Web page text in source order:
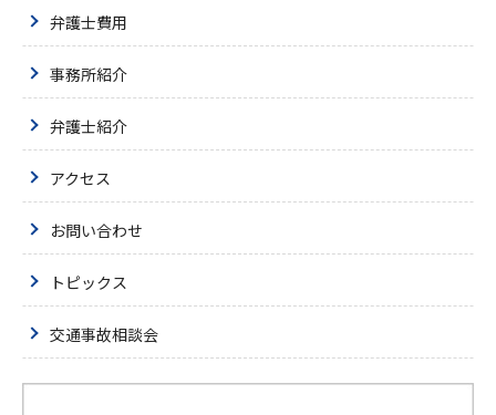
弁護士費用
事務所紹介
弁護士紹介
アクセス
お問い合わせ
トピックス
交通事故相談会